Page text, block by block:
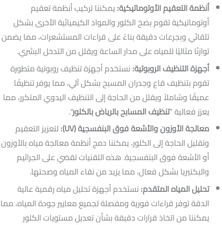
أنظمة التعقيم الأوتوماتيكية:يمكننا تركيب أنظمة تعقيم
أوتوماتيكية تقوم بضخ الكلور والمواد الكيميائية الأخرى بشكل
تلقائي وبجرعات دقيقة بناءً على قراءات المستشعرات، مما يضمن
توازنًا مثاليًا للمياه على مدار الساعة ويقلل من التدخل البشري.
أجهزة التنظيف الروبوتية: نستخدم أجهزة تنظيف روبوتية متطورة
تقوم بتنظيف قاع وجدران المسبح بشكل آلي، مما يوفر تنظيفًا
عميقًا وشاملاً ويقلل من الحاجة إلى التنظيف اليدوي المتكرر، مما
يعزز فعالية “تنظيف المسابح بالرياض بالكلور“.
معالجة الأوزون والأشعة فوق البنفسجية (UV):
لتعزيز التعقيم
وتقليل الحاجة إلى الكلور، يمكننا دمج أنظمة معالجة مياه بالأوزون
أو الأشعة فوق البنفسجية. هذه التقنيات تقضي على الجراثيم
والبكتيريا بشكل فعال، مما يزيد من نقاء المياه وصحتها.
تحليل المياه المتقدم: نستخدم أجهزة تحليل مياه رقمية عالية
الدقة توفر قراءات فورية ومفصلة لجميع معايير جودة المياه، مما
يمكننا من اتخاذ قرارات دقيقة بشأن تعديل مستويات الكلور